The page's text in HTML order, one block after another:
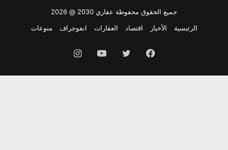
جميع الحقوق محفوظة عقاري 2030 @ 2026
الرئيسية
الأخبار اقتصاد العقارات انفوجراف منوعات
فيسبوك تويتر يوتيوب